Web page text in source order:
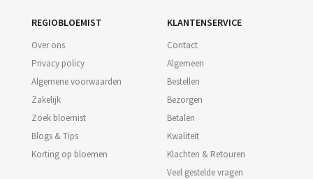
REGIOBLOEMIST
Over ons
Privacy policy
Algemene voorwaarden
Zakelijk
Zoek bloemist
Blogs & Tips
Korting op bloemen
KLANTENSERVICE
Contact
Algemeen
Bestellen
Bezorgen
Betalen
Kwaliteit
Klachten & Retouren
Veel gestelde vragen